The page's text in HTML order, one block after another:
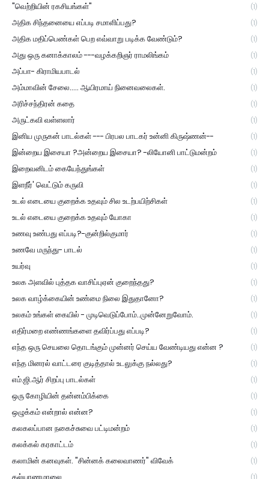
"வெற்றியின் ரகசியங்கள்" (1)
அதிக சிந்தனையை எப்படி சமாளிப்பது? (1)
அதிக மதிப்பெண்கள் பெற எவ்வாறு படிக்க வேண்டும்? (1)
அது ஒரு கனாக்காலம் ---வழக்கறிஞர் ராமலிங்கம் (1)
அப்பா- கிராமியபாடல் (1)
அம்மாவின் சேலை..... ஆயிரமாய் நினைவலைகள். (1)
அரிச்சந்திரன் கதை (1)
அருட்கவி வள்ளலார் (1)
இனிய முருகன் பாடல்கள் --- பிரபல பாடகர் உன்னி கிருஷ்ணன்-- (1)
இன்றைய இசையா ?அன்றைய இசையா? -லியோனி பாட்டுமன்றம் (1)
இறைவனிடம் கையேந்துங்கள் (1)
இளநீர்' வெட்டும் கருவி (1)
உடல் எடையை குறைக்க உதவும் சில உடற்பயிற்சிகள் (1)
உடல் எடையை குறைக்க உதவும் யோகா (1)
உணவு உண்பது எப்படி?-குன்றில்குமார் (1)
உணவே மருந்து- பாடல் (1)
உயர்வு (1)
உலக அளவில் புத்தக வாசிப்புஏன் குறைந்தது? (1)
உலக வாழ்க்கையின் உண்மை நிலை இதுதானோ? (1)
உலகம் உங்கள் கையில் - முடிவெடுப்போம்..முன்னேறுவோம். (1)
எதிர்மறை எண்ணங்களை தவிர்ப்பது எப்படி? (1)
எந்த ஒரு செயலை தொடங்கும் முன்னர் செய்ய வேண்டியது என்ன ? (1)
எந்த மினரல் வாட்டரை குடித்தால் உடலுக்கு நல்லது? (1)
எம்.ஜி.ஆர் சிறப்பு பாடல்கள் (1)
ஒரு கோழியின் தன்னம்பிக்கை (1)
ஒழுக்கம் என்றால் என்ன? (1)
கலகலப்பான நகைச்சுவை பட்டிமன்றம் (1)
கலக்கல் கரகாட்டம் (1)
கலாமின் கனவுகள். "சின்னக் கலைவாணர்" விவேக் (1)